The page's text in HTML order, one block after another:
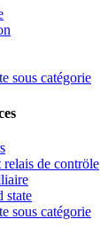
sous catégorie
relais de contröle
state
sous catégorie